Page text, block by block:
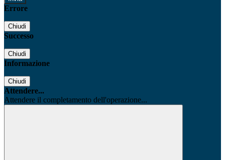
Errore
Chiudi
Successo
Chiudi
Informazione
Chiudi
Attendere...
Attendere il completamento dell'operazione...